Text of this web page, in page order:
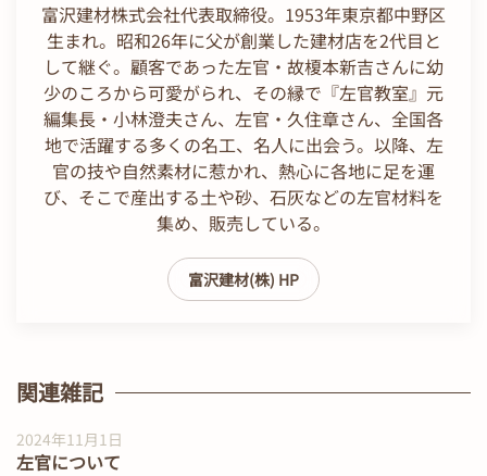
富沢建材株式会社代表取締役。1953年東京都中野区
生まれ。昭和26年に父が創業した建材店を2代目と
して継ぐ。顧客であった左官・故榎本新吉さんに幼
少のころから可愛がられ、その縁で『左官教室』元
編集長・小林澄夫さん、左官・久住章さん、全国各
地で活躍する多くの名工、名人に出会う。以降、左
官の技や自然素材に惹かれ、熱心に各地に足を運
び、そこで産出する土や砂、石灰などの左官材料を
集め、販売している。
富沢建材(株) HP
関連雑記
2024年11月1日
左官について